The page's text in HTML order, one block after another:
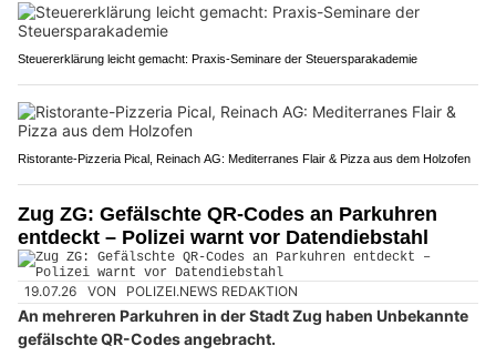
Steuererklärung leicht gemacht: Praxis-Seminare der Steuersparakademie
Ristorante-Pizzeria Pical, Reinach AG: Mediterranes Flair & Pizza aus dem Holzofen
Zug ZG: Gefälschte QR-Codes an Parkuhren
entdeckt – Polizei warnt vor Datendiebstahl
19.07.26 VON POLIZEI.NEWS REDAKTION
An mehreren Parkuhren in der Stadt Zug haben Unbekannte
gefälschte QR-Codes angebracht.